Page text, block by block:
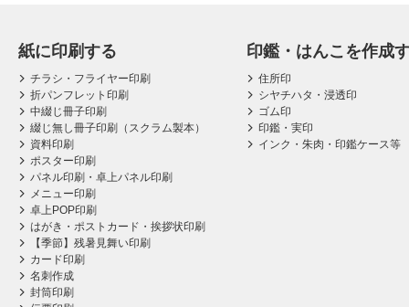
紙に印刷する
チラシ・フライヤー印刷
折パンフレット印刷
中綴じ冊子印刷
綴じ無し冊子印刷（スクラム製本）
資料印刷
ポスター印刷
パネル印刷・卓上パネル印刷
メニュー印刷
卓上POP印刷
はがき・ポストカード・挨拶状印刷
【季節】残暑見舞い印刷
カード印刷
名刺作成
封筒印刷
印鑑・はんこを作成
住所印
シヤチハタ・浸透印
ゴム印
印鑑・実印
インク・朱肉・印鑑ケース等